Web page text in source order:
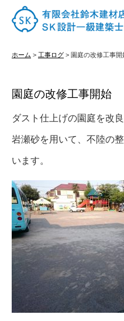
ホーム
施工実績
古材販売
会社概要
現場ブログ
ホーム > 工事ログ > 園庭の改修工事開
園庭の改修工事開始
ダスト仕上げの園庭を改良
岩瀬砂を用いて、不陸の
います。